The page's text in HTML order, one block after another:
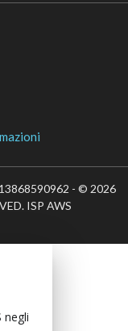
- © 2026
ISP AWS
negli